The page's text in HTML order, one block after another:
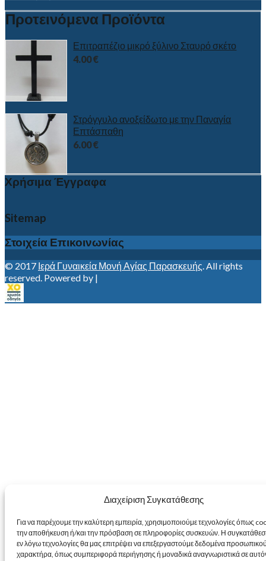
Διαχείριση Συγκατάθεσης
Για να παρέχουμε την καλύτερη εμπειρία, χρησιμοποιούμε τεχνολογίες όπως
την αποθήκευση ή/και την πρόσβαση σε πληροφορίες συσκευών. Η συγκατάθεση
εν λόγω τεχνολογίες θα μας επιτρέψει να επεξεργαστούμε δεδομένα
χαρακτήρα, όπως συμπεριφορά περιήγησης ή μοναδικά αναγνωριστικά σε
Προτεινόμενα Προϊόντα
Επιτραπέζιο μικρό ξύλινο Σταυρό σκέτο
4.00€
Στρόγγυλο ανοξείδωτο με την Παναγία
Επτάσπαθη
6.00€
Χρήσιμα Έγγραφα
Sitemap
Στοιχεία Επικοινωνίας
© 2017 Ιερά Γυναικεία Μονή Αγίας Παρασκευής. All rights
reserved. Powered by |